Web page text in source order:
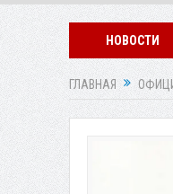
НОВОСТИ
покупателям Экс-
ГЛАВНАЯ